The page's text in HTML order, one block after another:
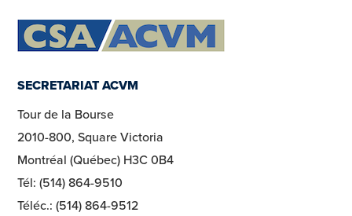
SECRETARIAT ACVM
Tour de la Bourse
2010-800, Square Victoria
Montréal (Québec) H3C 0B4
Tél: (514) 864-9510
Téléc.: (514) 864-9512